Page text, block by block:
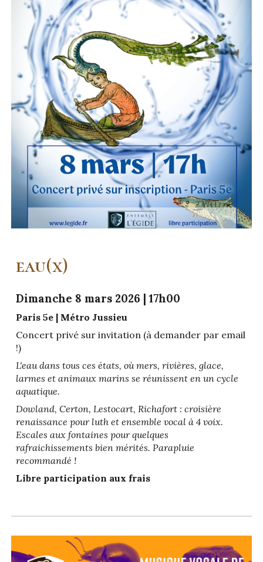
eau(x)
Dimanche 8 mars 2026 | 17h00
Paris 5e | Métro Jussieu
Concert privé sur invitation (à demander par email
!)
L'eau dans tous ces états, où mers, rivières, glace,
larmes et animaux marins se réunissent en un cycle
aquatique.
Dowland, Certon, Lestocart, Richafort : croisière
renaissance pour luth et ensemble vocal à 4 voix.
Escales aux fontaines pour quelques
rafraichissements bien mérités. Parapluie
recommandé !
Libre participation aux frais